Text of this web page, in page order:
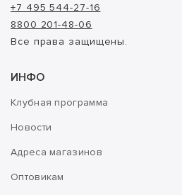
+7 495 544-27-16
8800 201-48-06
Все права защищены.
ИНФО
Клубная программа
Новости
Адреса магазинов
Оптовикам